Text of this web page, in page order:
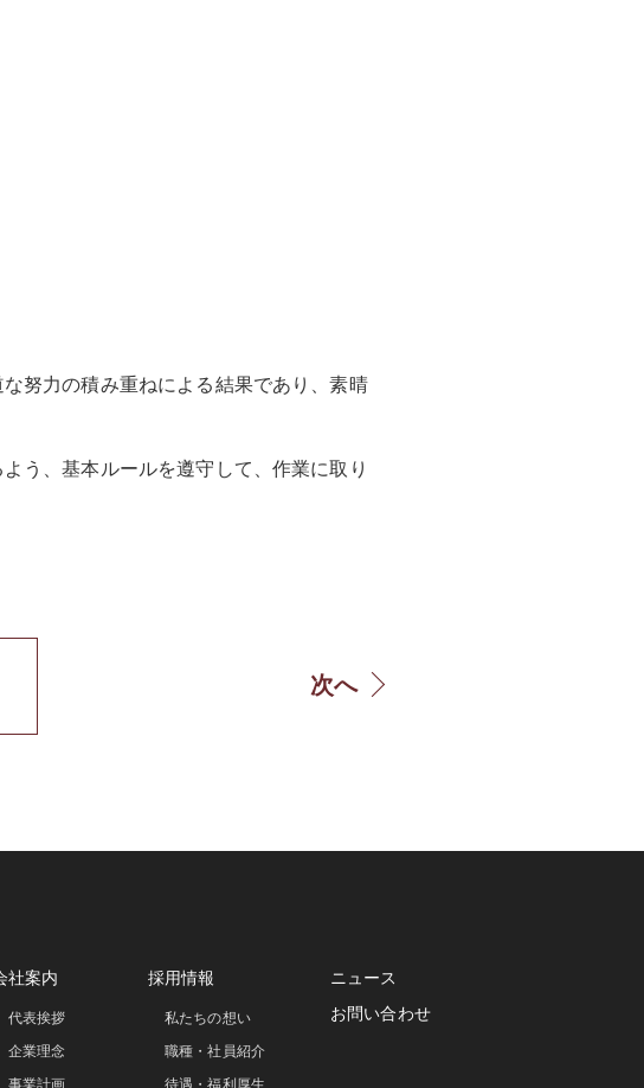
努力の積み重ねによる結果であり、素晴
う、基本ルールを遵守して、作業に取り
次へ
社案内
代表挨拶
企業理念
事業計画
採用情報
私たちの想い
職種・社員紹介
待遇・福利厚生
ニュース
お問い合わせ